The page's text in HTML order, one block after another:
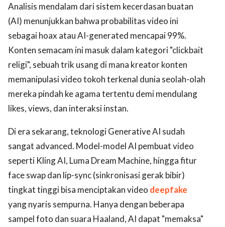
Analisis mendalam dari sistem kecerdasan buatan
(AI) menunjukkan bahwa probabilitas video ini
sebagai hoax atau AI-generated mencapai 99%.
Konten semacam ini masuk dalam kategori "clickbait
religi", sebuah trik usang di mana kreator konten
memanipulasi video tokoh terkenal dunia seolah-olah
mereka pindah ke agama tertentu demi mendulang
likes, views, dan interaksi instan.
Di era sekarang, teknologi Generative AI sudah
sangat advanced. Model-model AI pembuat video
seperti Kling AI, Luma Dream Machine, hingga fitur
face swap dan lip-sync (sinkronisasi gerak bibir)
tingkat tinggi bisa menciptakan video deepfake
yang nyaris sempurna. Hanya dengan beberapa
sampel foto dan suara Haaland, AI dapat "memaksa"